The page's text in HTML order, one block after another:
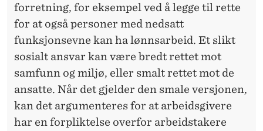
forretning, for eksempel ved å legge til rette
for at også personer med nedsatt
funksjonsevne kan ha lønnsarbeid. Et slikt
sosialt ansvar kan være bredt rettet mot
samfunn og miljø, eller smalt rettet mot de
ansatte. Når det gjelder den smale versjonen,
kan det argumenteres for at arbeidsgivere
har en forpliktelse overfor arbeidstakere